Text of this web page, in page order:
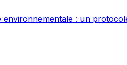
environnementale : un